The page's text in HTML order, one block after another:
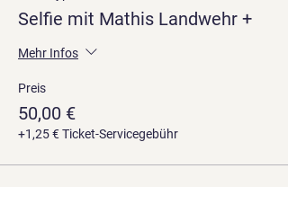
Selfie mit Mathis Landwehr +
Mehr Infos
Preis
50,00 €
+1,25 € Ticket-Servicegebühr